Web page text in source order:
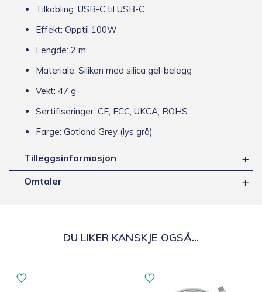
Tilkobling: USB-C til USB-C
Effekt: Opptil 100W
Lengde: 2 m
Materiale: Silikon med silica gel-belegg
Vekt: 47 g
Sertifiseringer: CE, FCC, UKCA, ROHS
Farge: Gotland Grey (lys grå)
Tilleggsinformasjon
Omtaler
DU LIKER KANSKJE OGSÅ…